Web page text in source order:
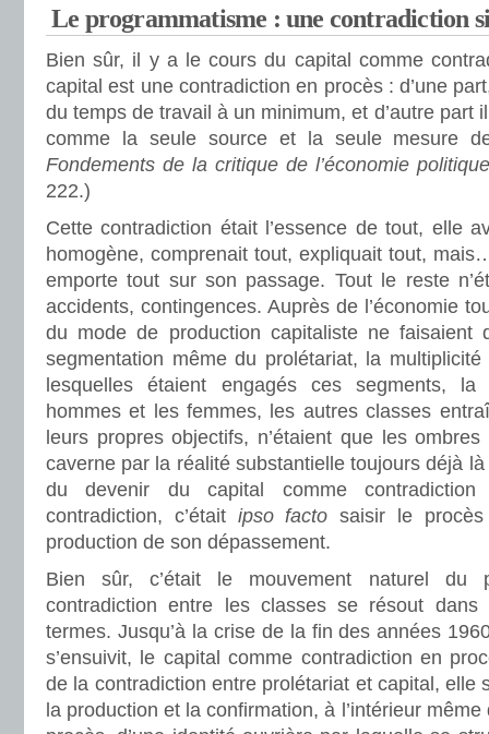
Le programmatisme : une contradiction
Bien sûr, il y a le cours du capital comme
capital est une contradiction en procès : d’une
du temps de travail à un minimum, et d’autre part
comme la seule source et la seule mesure
Fondements de la critique de l’économie politique
222.)
Cette contradiction était l’essence de tout, elle
homogène, comprenait tout, expliquait tout,
emporte tout sur son passage. Tout le reste
accidents, contingences. Auprès de l’économie
du mode de production capitaliste ne faisaient
segmentation même du prolétariat, la
lesquelles étaient engagés ces segments,
hommes et les femmes, les autres classes
leurs propres objectifs, n’étaient que les
caverne par la réalité substantielle toujours déjà
du devenir du capital comme
contradiction, c’était ipso facto saisir le
production de son dépassement.
Bien sûr, c’était le mouvement naturel du
contradiction entre les classes se résout
termes. Jusqu’à la crise de la fin des années
s’ensuivit, le capital comme contradiction en
de la contradiction entre prolétariat et capital, elle
la production et la confirmation, à l’intérieur